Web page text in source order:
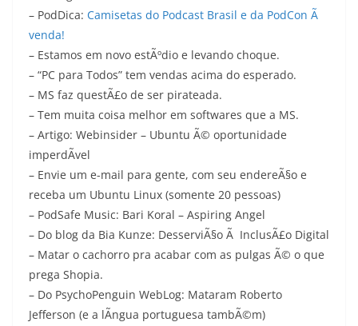
– PodDica: Camisetas do Podcast Brasil e da PodCon Ã
venda!
– Estamos em novo estÃºdio e levando choque.
– “PC para Todos” tem vendas acima do esperado.
– MS faz questÃ£o de ser pirateada.
– Tem muita coisa melhor em softwares que a MS.
– Artigo: Webinsider – Ubuntu Ã© oportunidade
imperdÃ­vel
– Envie um e-mail para gente, com seu endereÃ§o e
receba um Ubuntu Linux (somente 20 pessoas)
– PodSafe Music: Bari Koral – Aspiring Angel
– Do blog da Bia Kunze: DesserviÃ§o Ã InclusÃ£o Digital
– Matar o cachorro pra acabar com as pulgas Ã© o que
prega Shopia.
– Do PsychoPenguin WebLog: Mataram Roberto
Jefferson (e a lÃ­ngua portuguesa tambÃ©m)